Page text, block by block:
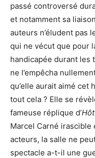
passé controversé
et notamment sa
auteurs n’éludent pas
qui ne vécut que pour
handicapée durant les
ne l’empêcha
qu’elle aurait aimé cet
tout cela ? Elle se
fameuse réplique d’
Marcel Carné
acteurs, la salle ne
spectacle a-t-il une